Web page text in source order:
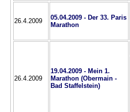
26.4.2009
05.04.2009 - Der 33. Paris
Marathon
26.4.2009
19.04.2009 - Mein 1.
Marathon (Obermain -
Bad Staffelstein)